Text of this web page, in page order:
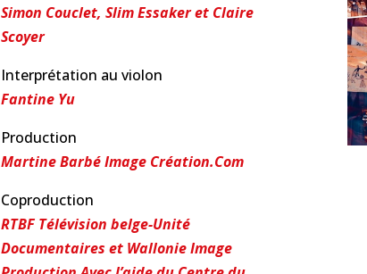
Simon Couclet, Slim Essaker et Claire
Scoyer
Interprétation au violon
Fantine Yu
Production
Martine Barbé Image Création.Com
Coproduction
RTBF Télévision belge-Unité
Documentaires et Wallonie Image